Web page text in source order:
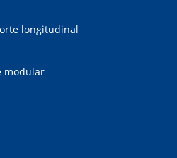
longitudinal
modular